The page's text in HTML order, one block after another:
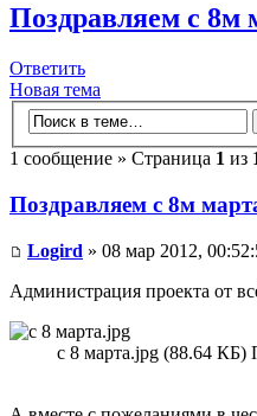
Поздравляем с 8м
Ответить
Новая тема
1 сообщение » Страница 1 из
Поздравляем с 8м
Logird » 08 мар 2012,
Администрация проекта от
с 8 марта.jpg (88.64 КБ)